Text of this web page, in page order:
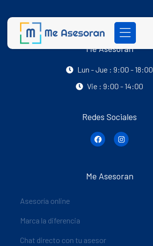
Me Asesoran
Lun - Jue : 9:00 - 18:00
Vie : 9:00 - 14:00
Redes Sociales
Me Asesoran
Asesoría online
Marca la diferencia
Chat directo con tu asesor